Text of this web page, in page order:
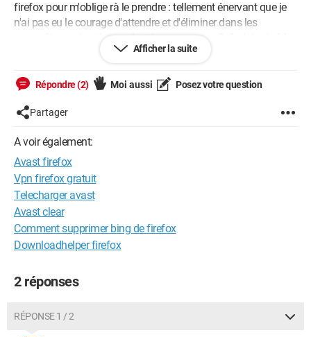
firefox pour m'oblige rà le prendre : tellement énervant que je
n'ai pas eu le courage d'attendre et d'éliminer dans les
paramètres cet anti-virus dont je ne veux pas ? Il s'et mis à la
dernière mise à jour de Firefox ...
merci d'avance
matou83
Afficher la suite
Répondre (2) Moi aussi Posez votre question
Partager
A voir également:
Avast firefox
Vpn firefox gratuit
Telecharger avast
Avast clear
Comment supprimer bing de firefox
Downloadhelper firefox
2 réponses
RÉPONSE 1 / 2